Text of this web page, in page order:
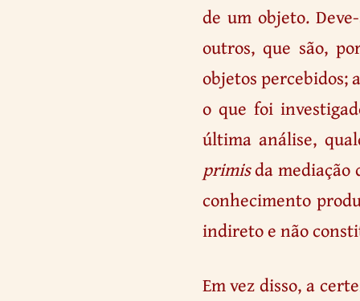
de um objeto.
outros, que são,
objetos percebidos;
o que foi
última análise,
primisda mediação
conhecimento
indireto e não
Em vez disso, a